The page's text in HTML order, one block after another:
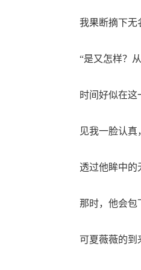
我果断摘下无名
“是又怎样？从
时间好似在这一
见我一脸认真，
透过他眸中的无
那时，他会包下
可夏薇薇的到来